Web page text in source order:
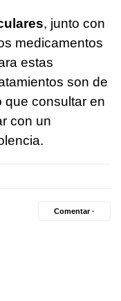
, junto con
medicamentos
estas
son de
que consultar en
con un
Comentar ·